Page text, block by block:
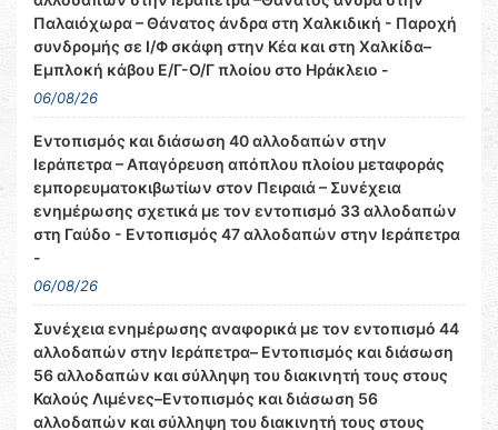
Παλαιόχωρα – Θάνατος άνδρα στη Χαλκιδική - Παροχή
συνδρομής σε Ι/Φ σκάφη στην Κέα και στη Χαλκίδα–
Εμπλοκή κάβου Ε/Γ-Ο/Γ πλοίου στο Ηράκλειο -
06/08/26
Εντοπισμός και διάσωση 40 αλλοδαπών στην
Ιεράπετρα – Απαγόρευση απόπλου πλοίου μεταφοράς
εμπορευματοκιβωτίων στον Πειραιά – Συνέχεια
ενημέρωσης σχετικά με τον εντοπισμό 33 αλλοδαπών
στη Γαύδο - Εντοπισμός 47 αλλοδαπών στην Ιεράπετρα
-
06/08/26
Συνέχεια ενημέρωσης αναφορικά με τον εντοπισμό 44
αλλοδαπών στην Ιεράπετρα– Εντοπισμός και διάσωση
56 αλλοδαπών και σύλληψη του διακινητή τους στους
Καλούς Λιμένες–Εντοπισμός και διάσωση 56
αλλοδαπών και σύλληψη του διακινητή τους στους